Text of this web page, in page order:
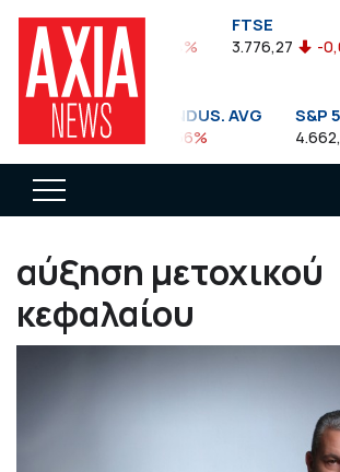
FTSEA
899,47 -0,04%
FTSE
3.776,27 -0,05%
DOW JONES INDUS. AVG
35.911,81
S&P 500
4.662,85
αύξηση μετοχικού
κεφαλαίου